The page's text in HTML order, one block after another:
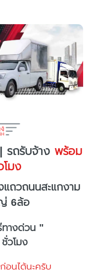
รถรับจ้าง พร้อม
มง
ถวถนนสะแกงาม
6ล้อ
างด่วน "
วโมง
อนได้นะครับ